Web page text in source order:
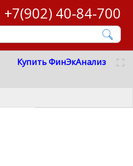
+7(902) 40-84-700
Купить ФинЭкАнализ